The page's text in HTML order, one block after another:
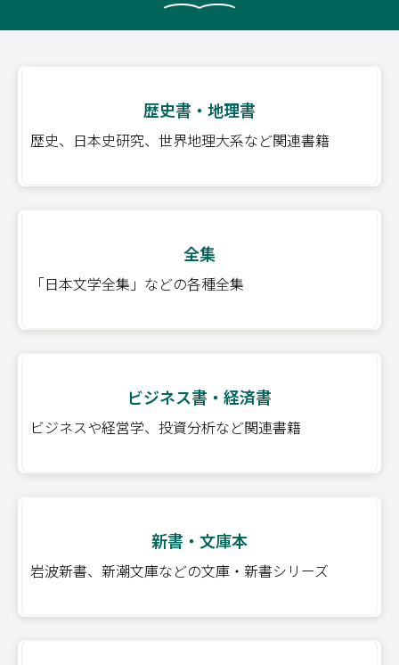
歴史書・地理書
歴史、日本史研究、世界地理大系など関連書籍
全集
「日本文学全集」などの各種全集
ビジネス書・経済書
ビジネスや経営学、投資分析など関連書籍
新書・文庫本
岩波新書、新潮文庫などの文庫・新書シリーズ